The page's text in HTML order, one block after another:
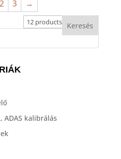
2 3 →
ADAS kalibrálás